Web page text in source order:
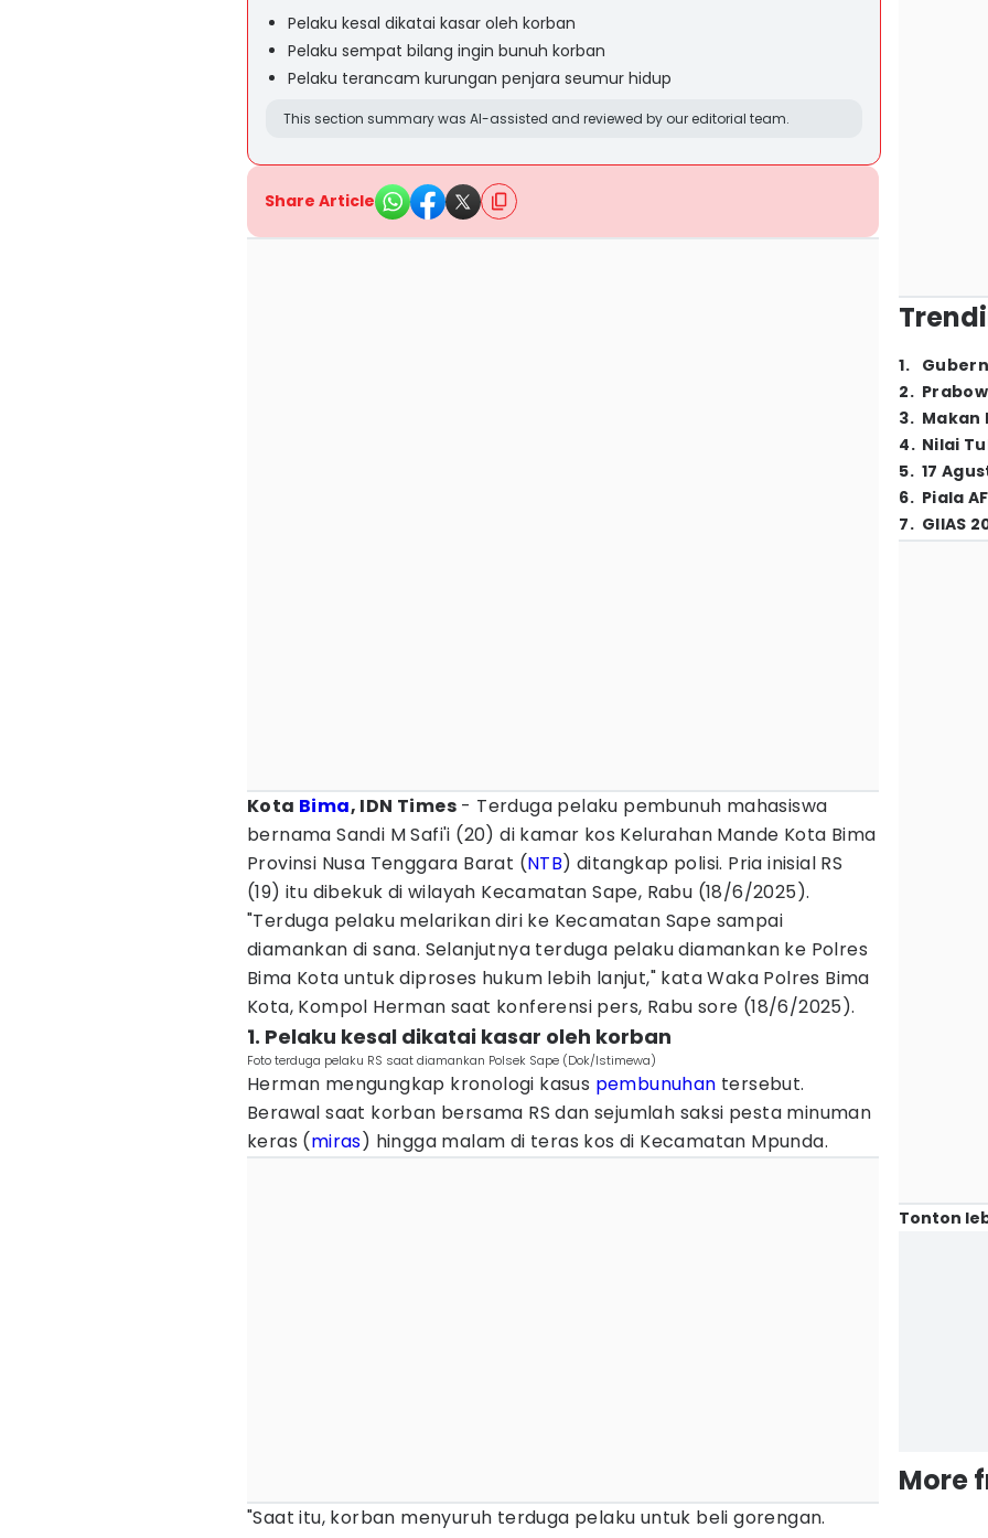
Pelaku kesal dikatai kasar oleh korban
Pelaku sempat bilang ingin bunuh korban
Pelaku terancam kurungan penjara seumur hidup
This section summary was AI-assisted and reviewed by our editorial team.
Share Article
Kota Bima, IDN Times - Terduga pelaku pembunuh mahasiswa
bernama Sandi M Safi'i (20) di kamar kos Kelurahan Mande Kota Bima
Provinsi Nusa Tenggara Barat (NTB) ditangkap polisi. Pria inisial RS
(19) itu dibekuk di wilayah Kecamatan Sape, Rabu (18/6/2025).
"Terduga pelaku melarikan diri ke Kecamatan Sape sampai
diamankan di sana. Selanjutnya terduga pelaku diamankan ke Polres
Bima Kota untuk diproses hukum lebih lanjut," kata Waka Polres Bima
Kota, Kompol Herman saat konferensi pers, Rabu sore (18/6/2025).
1. Pelaku kesal dikatai kasar oleh korban
Foto terduga pelaku RS saat diamankan Polsek Sape (Dok/Istimewa)
Herman mengungkap kronologi kasus pembunuhan tersebut.
Berawal saat korban bersama RS dan sejumlah saksi pesta minuman
keras (miras) hingga malam di teras kos di Kecamatan Mpunda.
"Saat itu, korban menyuruh terduga pelaku untuk beli gorengan.
1.
2.
3. Makan
4. Nilai
5. 17
6. Piala
7. GIIAS
Tonton
More